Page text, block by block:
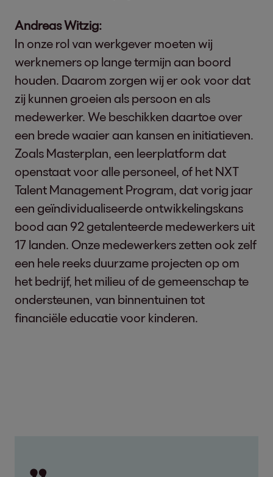
Andreas Witzig:
In onze rol van werkgever moeten wij
werknemers op lange termijn aan boord
houden. Daarom zorgen wij er ook voor dat
zij kunnen groeien als persoon en als
medewerker. We beschikken daartoe over
een brede waaier aan kansen en initiatieven.
Zoals Masterplan, een leerplatform dat
openstaat voor alle personeel, of het NXT
Talent Management Program, dat vorig jaar
een geïndividualiseerde ontwikkelingskans
bood aan 92 getalenteerde medewerkers uit
17 landen. Onze medewerkers zetten ook zelf
een hele reeks duurzame projecten op om
het bedrijf, het milieu of de gemeenschap te
ondersteunen, van binnentuinen tot
financiële educatie voor kinderen.